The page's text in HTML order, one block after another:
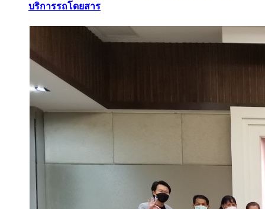
บริการรถโดยสาร